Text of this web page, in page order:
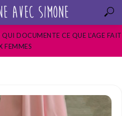
DOCUMENTE CE QUE L’AGE FAIT
FEMMES